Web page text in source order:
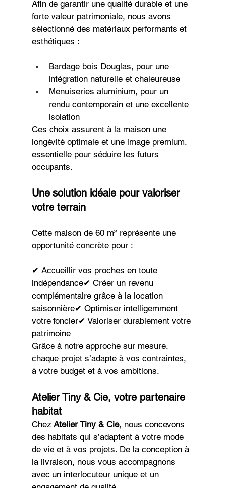
Afin de garantir une qualité durable et une
forte valeur patrimoniale, nous avons
sélectionné des matériaux performants et
esthétiques :
Bardage bois Douglas, pour une
intégration naturelle et chaleureuse
Menuiseries aluminium, pour un
rendu contemporain et une excellente
isolation
Ces choix assurent à la maison une
longévité optimale et une image premium,
essentielle pour séduire les futurs
occupants.
Une solution idéale pour valoriser
votre terrain
Cette maison de 60 m² représente une
opportunité concrète pour :
✔ Accueillir vos proches en toute
indépendance✔ Créer un revenu
complémentaire grâce à la location
saisonnière✔ Optimiser intelligemment
votre foncier✔ Valoriser durablement votre
patrimoine
Grâce à notre approche sur mesure,
chaque projet s’adapte à vos contraintes,
à votre budget et à vos ambitions.
Atelier Tiny & Cie, votre partenaire
habitat
Chez Atelier Tiny & Cie, nous concevons
des habitats qui s’adaptent à votre mode
de vie et à vos projets. De la conception à
la livraison, nous vous accompagnons
avec un interlocuteur unique et un